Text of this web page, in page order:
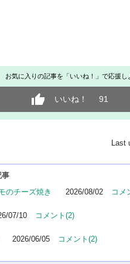
お気に入りの記事を「いいね！」で応援し
いいね！ 91
Last
事
のチーズ焼き
2026/08/02 コメ
07/10 コメント(2)
2026/06/05 コメント(2)